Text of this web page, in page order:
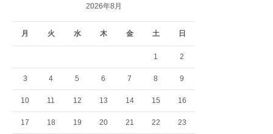
2026年8月
月 火 水 木 金 土 日
1 2
3 4 5 6 7 8 9
10 11 12 13 14 15 16
17 18 19 20 21 22 23